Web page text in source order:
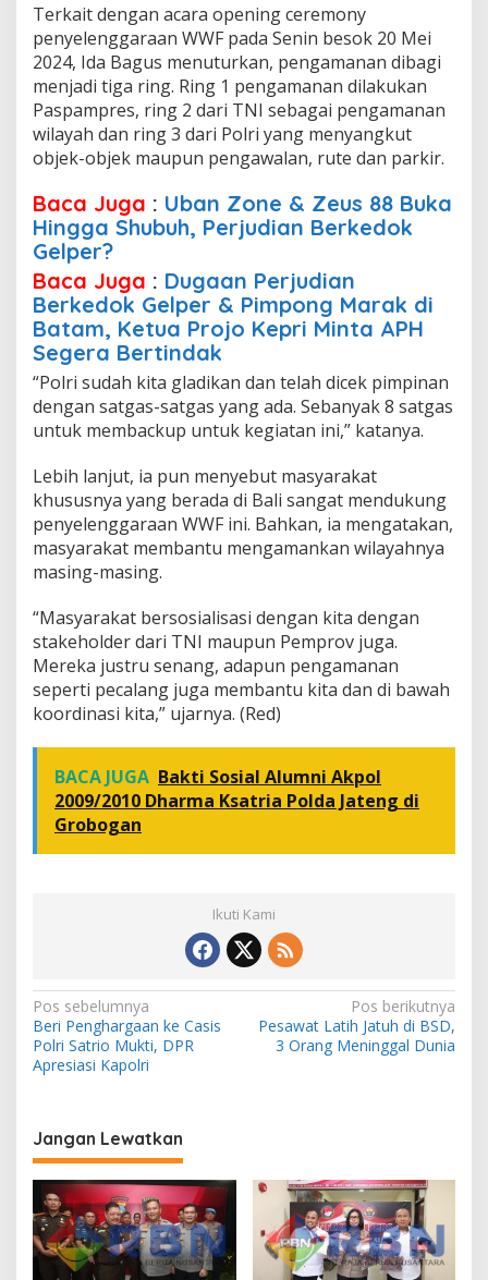
K
a
t
a
K
a
p
o
d
a
.
.
Terkait dengan acara opening ceremony
penyelenggaraan WWF pada Senin besok 20 Mei
2024, Ida Bagus menuturkan, pengamanan dibagi
menjadi tiga ring. Ring 1 pengamanan dilakukan
Paspampres, ring 2 dari TNI sebagai pengamanan
wilayah dan ring 3 dari Polri yang menyangkut
objek-objek maupun pengawalan, rute dan parkir.
Baca Juga : Uban Zone & Zeus 88 Buka
Hingga Shubuh, Perjudian Berkedok
Gelper?
Baca Juga : Dugaan Perjudian
Berkedok Gelper & Pimpong Marak di
Batam, Ketua Projo Kepri Minta APH
Segera Bertindak
“Polri sudah kita gladikan dan telah dicek pimpinan
dengan satgas-satgas yang ada. Sebanyak 8 satgas
untuk membackup untuk kegiatan ini,” katanya.
Lebih lanjut, ia pun menyebut masyarakat
khususnya yang berada di Bali sangat mendukung
penyelenggaraan WWF ini. Bahkan, ia mengatakan,
masyarakat membantu mengamankan wilayahnya
masing-masing.
“Masyarakat bersosialisasi dengan kita dengan
stakeholder dari TNI maupun Pemprov juga.
Mereka justru senang, adapun pengamanan
seperti pecalang juga membantu kita dan di bawah
koordinasi kita,” ujarnya. (Red)
BACA JUGA Bakti Sosial Alumni Akpol
2009/2010 Dharma Ksatria Polda Jateng di
Grobogan
Ikuti Kami
N
a
v
g
a
s
i
p
Pos sebelumnya
Beri Penghargaan ke Casis
Polri Satrio Mukti, DPR
Apresiasi Kapolri
Pos berikutnya
Pesawat Latih Jatuh di BSD,
3 Orang Meninggal Dunia
Jangan Lewatkan